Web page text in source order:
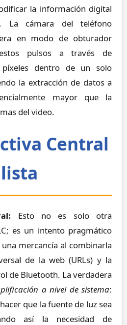
la información digital
La cámara del teléfono
en modo de obturador
pulsos a través de
dentro de un solo
la extracción de datos a
mayor que la
del video.
Central
Esto no es solo otra
es un intento pragmático
mercancía al combinarla
de la web (URLs) y la
de Bluetooth. La verdadera
a nivel de sistema:
que la fuente de luz sea
así la necesidad de